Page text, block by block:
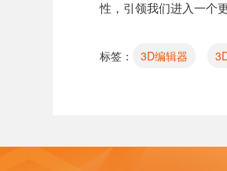
性，引领我们进入一个
标签： 3D编辑器